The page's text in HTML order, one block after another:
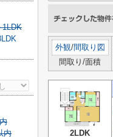
外観/間取り図
間取り/面積
2LDK
1LDK
内